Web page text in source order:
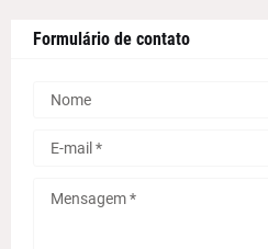
Formulário de contato